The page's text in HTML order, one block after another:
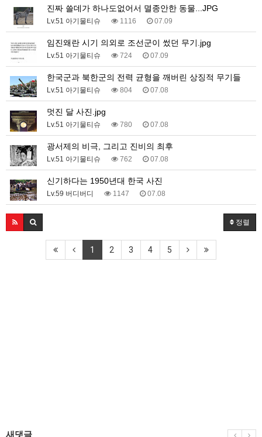
진짜 쓸데가 하나도없어서 멸종안한 동물...JPG
Lv.51 아기물티슈 1116 07.09
임진왜란 시기 의외로 조선군이 썼던 무기.jpg
Lv.51 아기물티슈 724 07.09
한국군과 북한군의 전력 균형을 깨버린 상징적 무기들
Lv.51 아기물티슈 804 07.08
멋진 달 사진.jpg
Lv.51 아기물티슈 780 07.08
광서제의 비극, 그리고 진비의 최후
Lv.51 아기물티슈 762 07.08
신기하다는 1950년대 한국 사진
Lv.59 버디버디 1147 07.08
정렬
1 2 3 4 5
새댓글